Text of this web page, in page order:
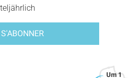
S'ABONNER